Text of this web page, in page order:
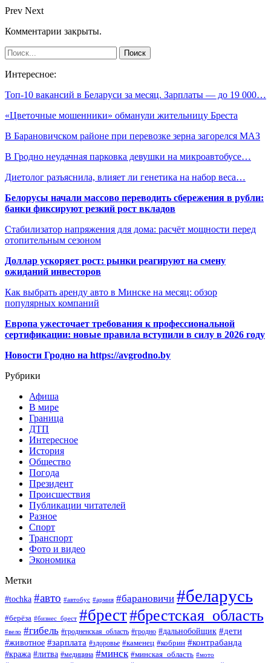
Prev Next
Комментарии закрыты.
Интересное:
Топ-10 вакансий в Беларуси за месяц. Зарплаты — до 19 000…
«Цветочные мошенники» обманули жительницу Бреста
В Барановичском районе при перевозке зерна загорелся МАЗ
В Гродно неудачная парковка девушки на микроавтобусе…
Диетолог разъяснила, влияет ли генетика на набор веса…
Белорусы начали массово переводить сбережения в рубли:
банки фиксируют резкий рост вкладов
Стабилизатор напряжения для дома: расчёт мощности перед
отопительным сезоном
Доллар ускоряет рост: рынки реагируют на смену
ожиданий инвесторов
Как выбрать аренду авто в Минске на месяц: обзор
популярных компаний
Европа ужесточает требования к профессиональной
сертификации: новые правила вступили в силу в 2026 году
Новости Гродно на https://avgrodno.by
Рубрики
Афиша
В мире
Граница
ДТП
Интересное
История
Общество
Погода
Президент
Происшествия
Публикации читателей
Разное
Спорт
Транспорт
Фото и видео
Экономика
Метки
#tochka #авто #автобус #армия #барановичи #беларусь
#берёза #бизнес_брест #брест#брестская_область
#вело #гибель #гродненская_область #гродно #дальнобойщик #дети
#животное #зарплата #здоровье #каменец #кобрин #контрабанда
#кража #литва #медицина #минск #минская_область #мото